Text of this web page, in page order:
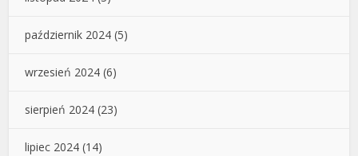
październik 2024 (5)
wrzesień 2024 (6)
sierpień 2024 (23)
lipiec 2024 (14)